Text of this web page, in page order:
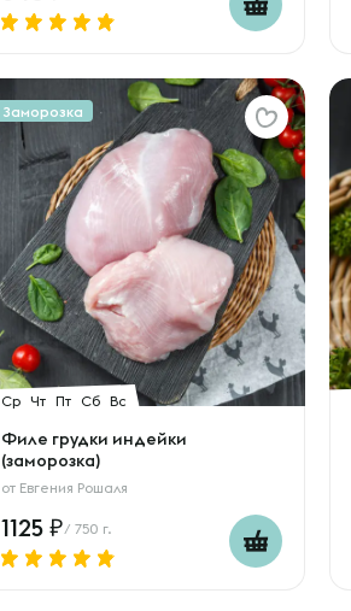
Заморозка
Ср Чт Пт Сб Вс
Филе грудки индейки
(заморозка)
от Евгения Рошаля
1125 / 750 г.